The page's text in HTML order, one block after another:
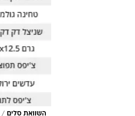
השוואת סלים /